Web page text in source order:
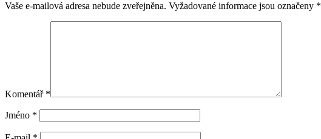
Vaše e-mailová adresa nebude zveřejněna. Vyžadované informace jsou označeny *
Komentář *
Jméno *